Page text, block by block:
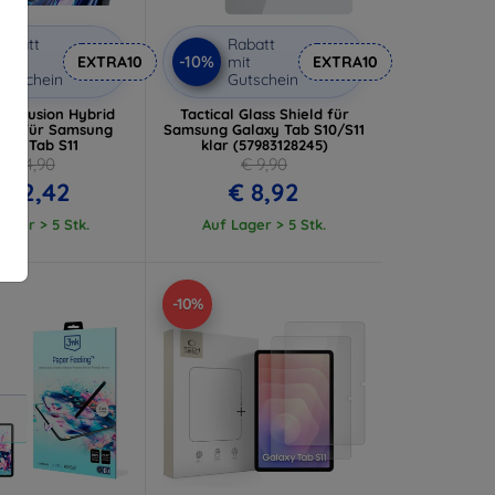
Rabatt
Gutschein
EXTRA10
Fusion Hybrid
für Samsung
Tab S11
€ 24,90
€ 22,42
> 5 Stk.
-10%
Rabatt
mit
Gutschein
EXTRA10
Tactical Glass Shield für
Samsung Galaxy Tab S10/S11
klar (57983128245)
€ 9,90
€ 8,92
Auf Lager > 5 Stk.
-10%